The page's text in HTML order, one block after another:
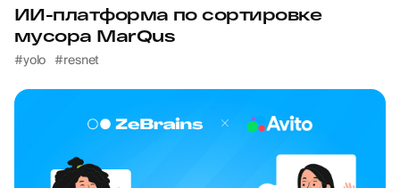
ИИ-платформа по сортировке
мусора MarQus
#yolo #resnet